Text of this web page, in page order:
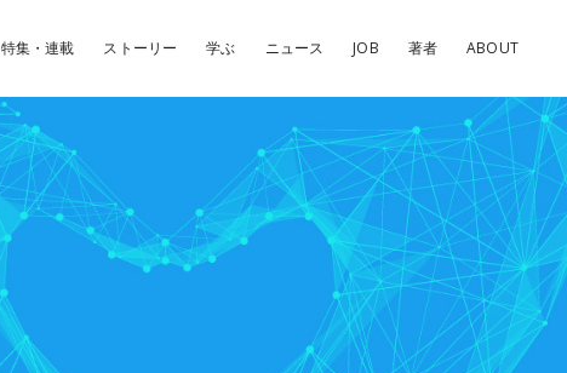
特集・連載 ストーリー 学ぶ ニュース JOB 著者 ABOUT